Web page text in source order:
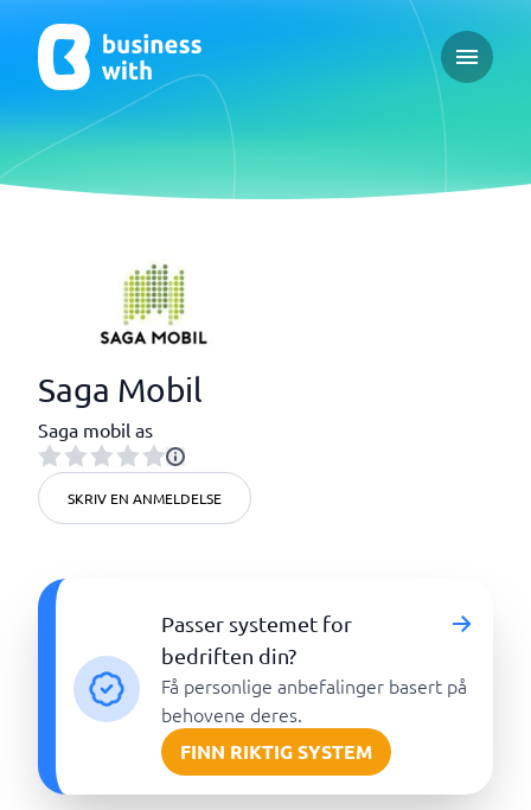
Open
Saga Mobil
Saga mobil as
SKRIV EN ANMELDELSE
Passer systemet for
bedriften din?
Få personlige anbefalinger basert på
behovene deres.
FINN RIKTIG SYSTEM